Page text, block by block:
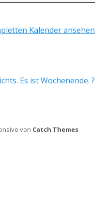
Kalender ansehen
Es ist Wochenende. ?
von Catch Themes